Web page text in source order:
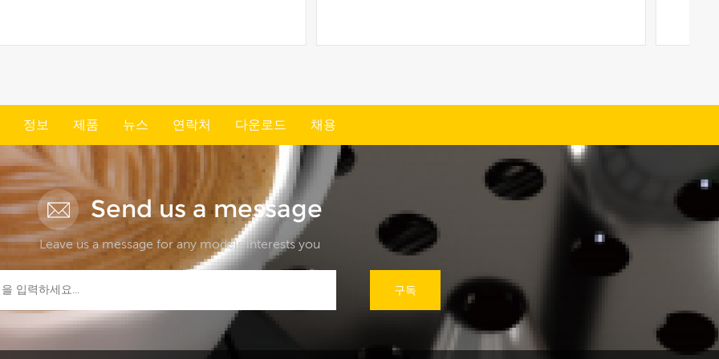
정보 제품 뉴스 연락처 다운로드 채용
Send us a message
Leave us a message for any models interests you
구독